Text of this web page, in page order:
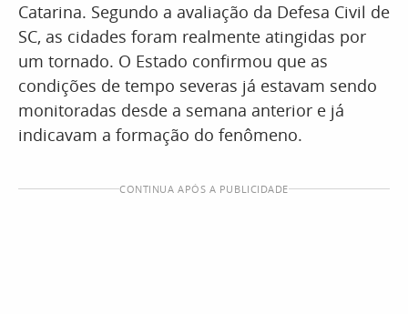
Catarina. Segundo a avaliação da Defesa Civil de
SC, as cidades foram realmente atingidas por
um tornado. O Estado confirmou que as
condições de tempo severas já estavam sendo
monitoradas desde a semana anterior e já
indicavam a formação do fenômeno.
CONTINUA APÓS A PUBLICIDADE